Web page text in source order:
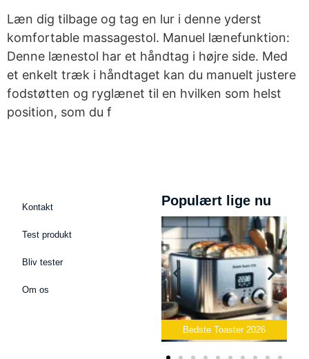
Læn dig tilbage og tag en lur i denne yderst
komfortable massagestol. Manuel lænefunktion:
Denne lænestol har et håndtag i højre side. Med
et enkelt træk i håndtaget kan du manuelt justere
fodstøtten og ryglænet til en hvilken som helst
position, som du f
Kontakt
Test produkt
Bliv tester
Om os
Populært lige nu
Bedste Toaster 2026